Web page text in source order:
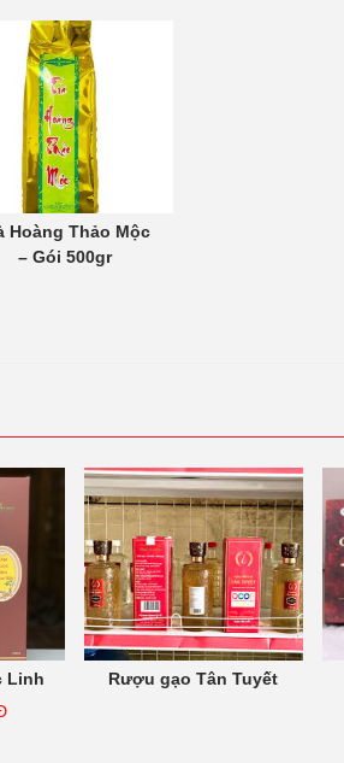
Hoàng Thảo Mộc
– Gói 500gr
Linh
Rượu gạo Tân Tuyết